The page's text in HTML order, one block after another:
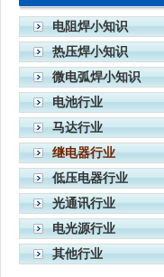
电阻焊小知识
热压焊小知识
微电弧焊小知识
电池行业
马达行业
继电器行业
低压电器行业
光通讯行业
电光源行业
其他行业